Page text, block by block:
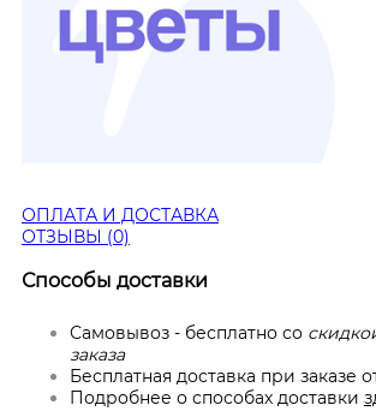
ОПЛАТА И ДОСТАВКА
ОТЗЫВЫ (0)
Способы доставки
Самовывоз - бесплатно со
заказа
Бесплатная доставка при заказе
Подробнее о способах доставки